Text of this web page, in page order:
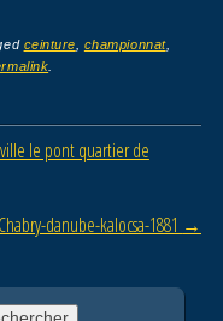
ceinture championnat,
le pont quartier de
danube-kalocsa-1881 →